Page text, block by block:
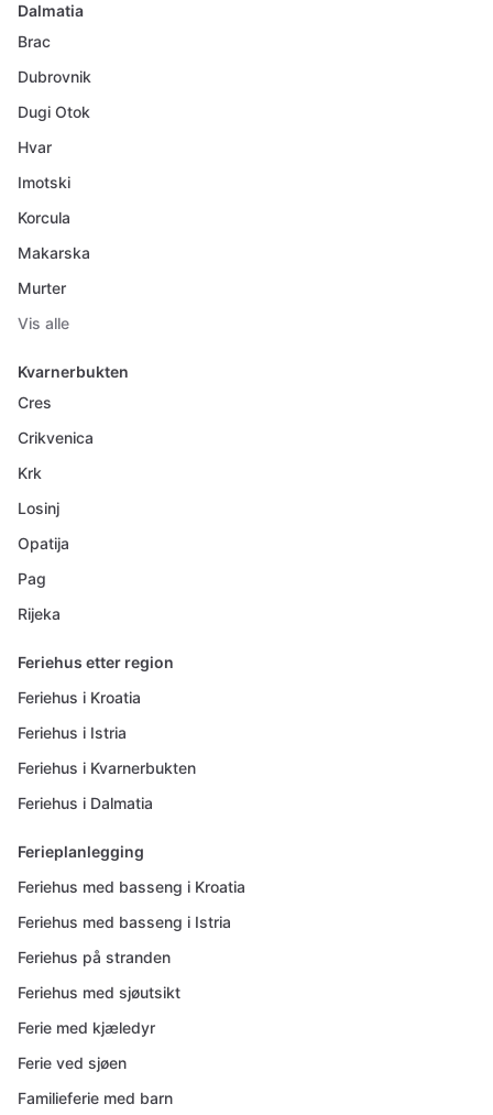
Dalmatia
Brac
Dubrovnik
Dugi Otok
Hvar
Imotski
Korcula
Makarska
Murter
Vis alle
Kvarnerbukten
Cres
Crikvenica
Krk
Losinj
Opatija
Pag
Rijeka
Feriehus etter region
Feriehus i Kroatia
Feriehus i Istria
Feriehus i Kvarnerbukten
Feriehus i Dalmatia
Ferieplanlegging
Feriehus med basseng i Kroatia
Feriehus med basseng i Istria
Feriehus på stranden
Feriehus med sjøutsikt
Ferie med kjæledyr
Ferie ved sjøen
Familieferie med barn